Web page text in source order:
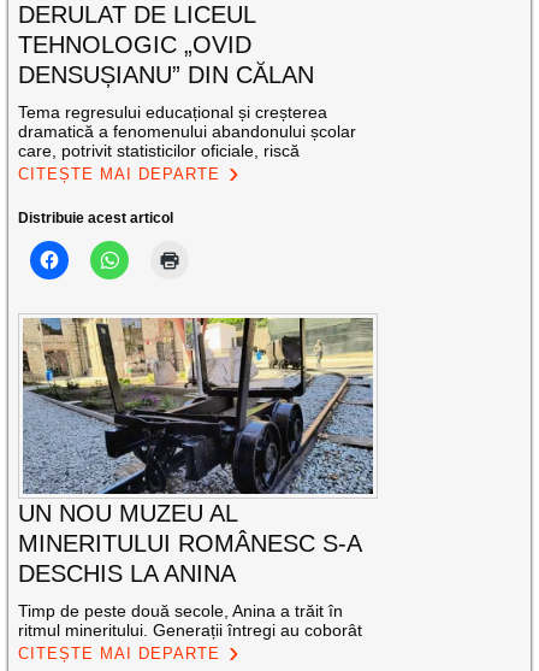
DERULAT DE LICEUL
TEHNOLOGIC „OVID
DENSUȘIANU” DIN CĂLAN
Tema regresului educațional și creșterea
dramatică a fenomenului abandonului școlar
care, potrivit statisticilor oficiale, riscă
CITEȘTE MAI DEPARTE
Distribuie acest articol
UN NOU MUZEU AL
MINERITULUI ROMÂNESC S-A
DESCHIS LA ANINA
Timp de peste două secole, Anina a trăit în
ritmul mineritului. Generații întregi au coborât
CITEȘTE MAI DEPARTE